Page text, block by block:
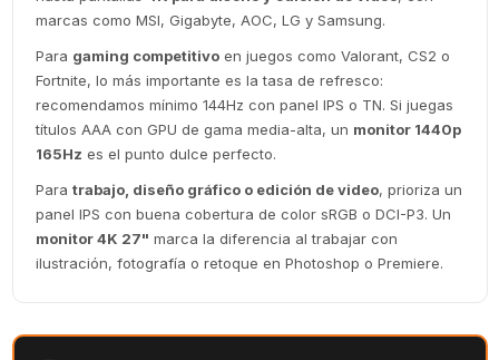
marcas como MSI, Gigabyte, AOC, LG y Samsung.
Para gaming competitivoen juegos como Valorant, CS2 o
Fortnite, lo más importante es la tasa de refresco:
recomendamos mínimo 144Hz con panel IPS o TN. Si juegas
títulos AAA con GPU de gama media-alta, un monitor 1440p
165Hz es el punto dulce perfecto.
Para trabajo, diseño gráfico o edición de video, prioriza un
panel IPS con buena cobertura de color sRGB o DCI-P3. Un
monitor 4K 27" marca la diferencia al trabajar con
ilustración, fotografía o retoque en Photoshop o Premiere.